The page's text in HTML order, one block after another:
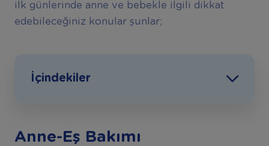
ilk günlerinde anne ve bebekle ilgili dikkat
edebileceğiniz konular şunlar;
İçindekiler
Anne-Eş Bakımı